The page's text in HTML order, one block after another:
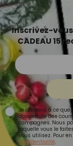
Inscrivez-
CADEAU 15
Je consens à ce
d'ouverture des
campagnes. Nous
laquelle vous le
vous utilisez. Pour
confidentialité.